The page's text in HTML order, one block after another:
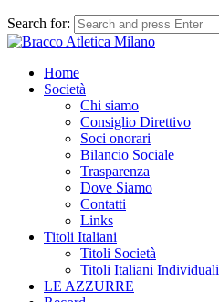
Search for:
Home
Società
Chi siamo
Consiglio Direttivo
Soci onorari
Bilancio Sociale
Trasparenza
Dove Siamo
Contatti
Links
Titoli Italiani
Titoli Società
Titoli Italiani Individuali
LE AZZURRE